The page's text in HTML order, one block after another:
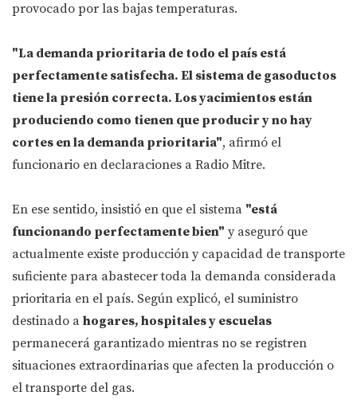
provocado por las bajas temperaturas.
"La demanda prioritaria de todo el país está
perfectamente satisfecha. El sistema de gasoductos
tiene la presión correcta. Los yacimientos están
produciendo como tienen que producir y no hay
cortes en la demanda prioritaria", afirmó el
funcionario en declaraciones a Radio Mitre.
En ese sentido, insistió en que el sistema "está
funcionando perfectamente bien" y aseguró que
actualmente existe producción y capacidad de transporte
suficiente para abastecer toda la demanda considerada
prioritaria en el país. Según explicó, el suministro
destinado a hogares, hospitales y escuelas
permanecerá garantizado mientras no se registren
situaciones extraordinarias que afecten la producción o
el transporte del gas.